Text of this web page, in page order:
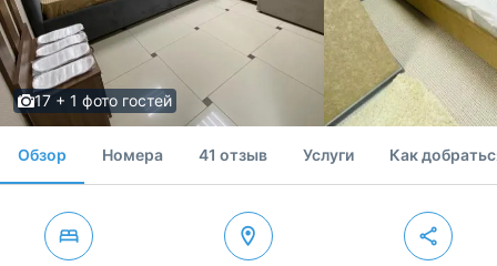
17 + 1 фото гостей
Обзор Номера 41 отзыв Услуги Как